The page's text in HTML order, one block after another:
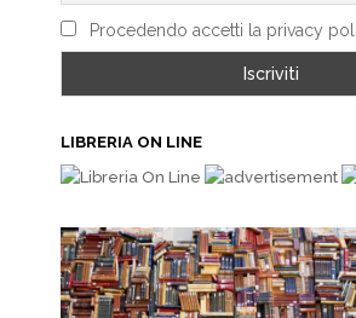
Procedendo accetti la privacy
LIBRERIA ON LINE